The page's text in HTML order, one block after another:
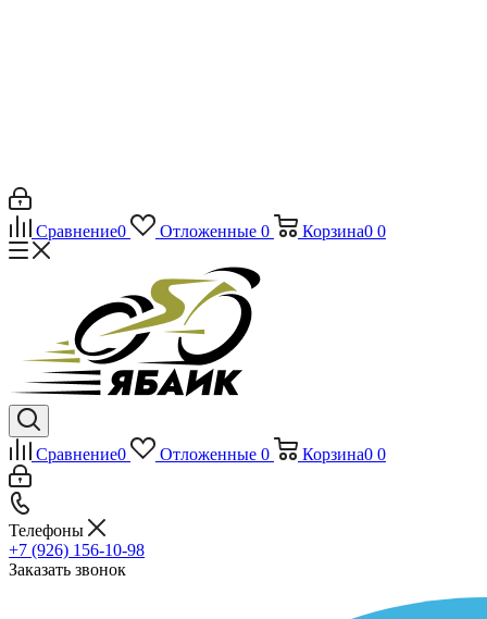
Сравнение0 Отложенные 0 Корзина0 0
Сравнение0 Отложенные 0 Корзина0 0
Телефоны
+7 (926) 156-10-98
Заказать звонок